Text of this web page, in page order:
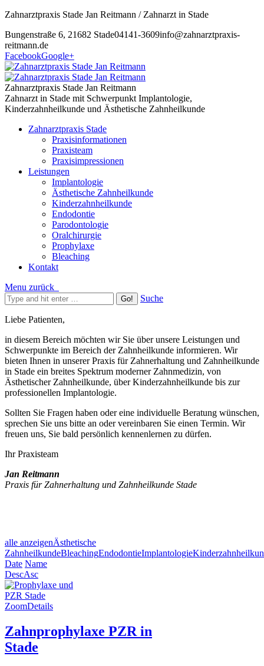
Zahnarztpraxis Stade Jan Reitmann / Zahnarzt in Stade
Bungenstraße 6, 21682 Stade04141-3609info@zahnarztpraxis-
reitmann.de
FacebookGoogle+
Zahnarztpraxis Stade Jan Reitmann
Zahnarzt in Stade mit Schwerpunkt Implantologie,
Kinderzahnheilkunde und Ästhetische Zahnheilkunde
Zahnarztpraxis Stade
Praxisinformationen
Praxisteam
Praxisimpressionen
Leistungen
Implantologie
Ästhetische Zahnheilkunde
Kinderzahnheilkunde
Endodontie
Parodontologie
Oralchirurgie
Prophylaxe
Bleaching
Kontakt
Menu zurück
Suche
Liebe Patienten,
in diesem Bereich möchten wir Sie über unsere Leistungen und
Schwerpunkte im Bereich der Zahnheilkunde informieren. Wir
bieten Ihnen in unserer Praxis für Zahnerhaltung und Zahnheilkunde
in Stade ein breites Spektrum moderner Zahnmedizin, von
Ästhetischer Zahnheilkunde, über Kinderzahnheilkunde bis zur
professionellen Implantologie.
Sollten Sie Fragen haben oder eine individuelle Beratung wünschen,
sprechen Sie uns bitte an oder vereinbaren Sie einen Termin. Wir
freuen uns, Sie bald persönlich kennenlernen zu dürfen.
Ihr Praxisteam
Jan Reitmann
Praxis für Zahnerhaltung und Zahnheilkunde Stade
alle anzeigenÄsthetische
ZahnheilkundeBleachingEndodontieImplantologie
Date Name
DescAsc
ZoomDetails
Zahnprophylaxe PZR in
Stade